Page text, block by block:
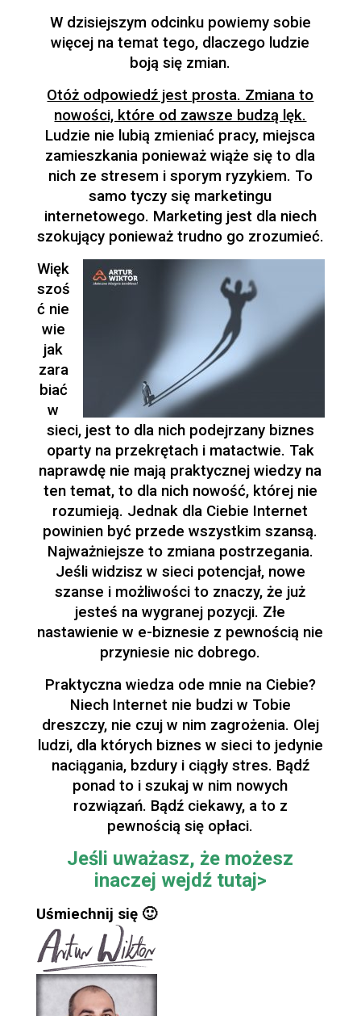
W dzisiejszym odcinku powiemy sobie
więcej na temat tego, dlaczego ludzie
boją się zmian.
Otóż odpowiedź jest prosta. Zmiana to
nowości, które od zawsze budzą lęk.
Ludzie nie lubią zmieniać pracy, miejsca
zamieszkania ponieważ wiąże się to dla
nich ze stresem i sporym ryzykiem. To
samo tyczy się marketingu
internetowego. Marketing jest dla niech
szokujący ponieważ trudno go zrozumieć.
Więk
szoś
ć nie
wie
jak
zara
biać
w
sieci, jest to dla nich podejrzany biznes
oparty na przekrętach i matactwie. Tak
naprawdę nie mają praktycznej wiedzy na
ten temat, to dla nich nowość, której nie
rozumieją. Jednak dla Ciebie Internet
powinien być przede wszystkim szansą.
Najważniejsze to zmiana postrzegania.
Jeśli widzisz w sieci potencjał, nowe
szanse i możliwości to znaczy, że już
jesteś na wygranej pozycji. Złe
nastawienie w e-biznesie z pewnością nie
przyniesie nic dobrego.
Praktyczna wiedza ode mnie na Ciebie?
Niech Internet nie budzi w Tobie
dreszczy, nie czuj w nim zagrożenia. Olej
ludzi, dla których biznes w sieci to jedynie
naciągania, bzdury i ciągły stres. Bądź
ponad to i szukaj w nim nowych
rozwiązań. Bądź ciekawy, a to z
pewnością się opłaci.
Jeśli uważasz, że możesz
inaczej wejdź tutaj>
Uśmiechnij się 🙂